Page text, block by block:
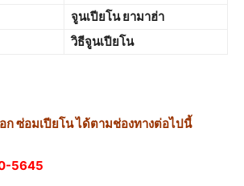
จูนเปียโน ยามาฮ่า
วิธีจูนเปียโน
ก ซ่อมเปียโน ได้ตามช่องทางต่อไปนี้
5645